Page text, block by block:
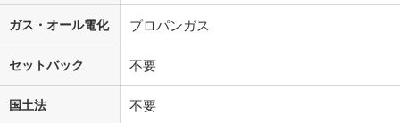
ガス・オール電化 プロパンガス
セットバック 不要
国土法 不要